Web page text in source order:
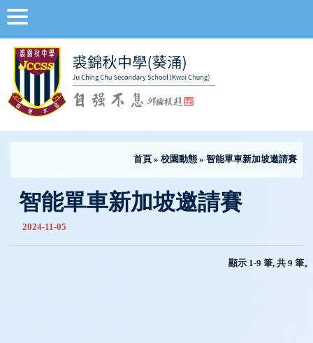
首頁 » 校園動態 » 智能單車新加坡邀請賽
智能單車新加坡邀請賽
2024-11-05
顯示 1-9 筆, 共 9 筆。